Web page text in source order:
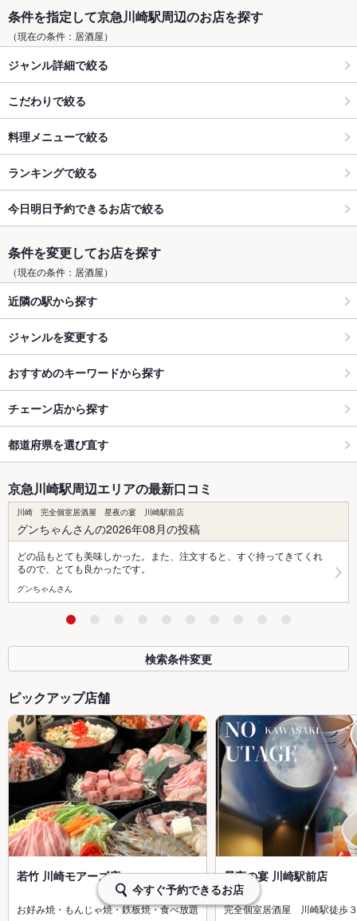
条件を指定して京急川崎駅周辺のお店を探す
（現在の条件：居酒屋）
ジャンル詳細で絞る
こだわりで絞る
料理メニューで絞る
ランキングで絞る
今日明日予約できるお店で絞る
条件を変更してお店を探す
（現在の条件：居酒屋）
近隣の駅から探す
ジャンルを変更する
おすすめのキーワードから探す
チェーン店から探す
都道府県を選び直す
京急川崎駅周辺エリアの最新口コミ
川崎 完全個室居酒屋 星夜の宴 川崎駅前店
グンちゃんさんの2026年08月の投稿
どの品もとても美味しかった。また、注文すると、すぐ持ってきてくれ
るので、とても良かったです。
グンちゃんさん
検索条件変更
ピックアップ店舗
若竹 川崎モアーズ店
お好み焼・もんじゃ焼・鉄板焼・食べ放題
星夜の宴 川崎駅前店
完全個室居酒屋 川崎駅徒歩
今すぐ予約できるお店